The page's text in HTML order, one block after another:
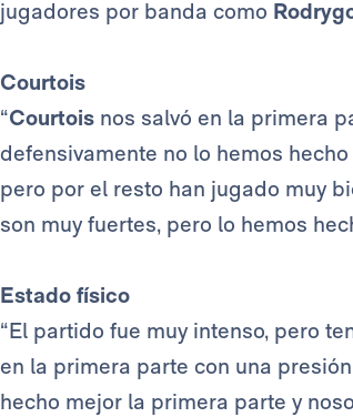
jugadores por banda como
Courtois
“Courtois nos salvó en la primera
defensivamente no lo hemos
pero por el resto han jugado muy
son muy fuertes, pero lo hemos
Estado físico
“El partido fue muy intenso, pero
en la primera parte con una
hecho mejor la primera parte y